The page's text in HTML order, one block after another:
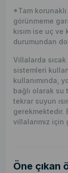
*Tam
görünmeme
kısım ise uç
durumundan
Villalarda
sistemleri
kullanımında,
bağlı olarak su
tekrar suyun
gerekmektedir.
villalarımız
Öne çıkan